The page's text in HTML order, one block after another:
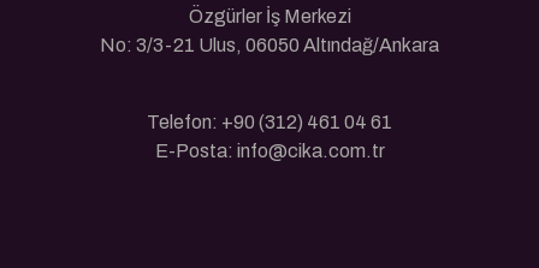
Özgürler İş Merkezi
No: 3/3-21 Ulus, 06050 Altındağ/Ankara
Telefon: +90 (312) 461 04 61
E-Posta: info@cika.com.tr